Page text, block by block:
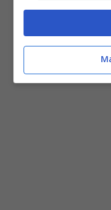
Non c’è
piangersi